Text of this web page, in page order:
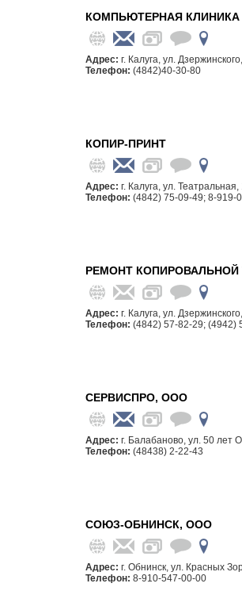
КОМПЬЮТЕРНАЯ КЛИНИКА
Адрес: г. Калуга, ул.
Телефон: (4842)40-30-80
КОПИР-ПРИНТ
Адрес: г. Калуга, ул. Театральная,
Телефон: (4842) 75-09-49; 8-919-
РЕМОНТ КОПИРОВАЛЬНОЙ
Адрес: г. Калуга, ул.
Телефон: (4842) 57-82-29; (4942)
СЕРВИСПРО, ООО
Адрес: г. Балабаново, ул. 50 лет
Телефон: (48438) 2-22-43
СОЮЗ-ОБНИНСК, ООО
Адрес: г. Обнинск, ул. Красных
Телефон: 8-910-547-00-00